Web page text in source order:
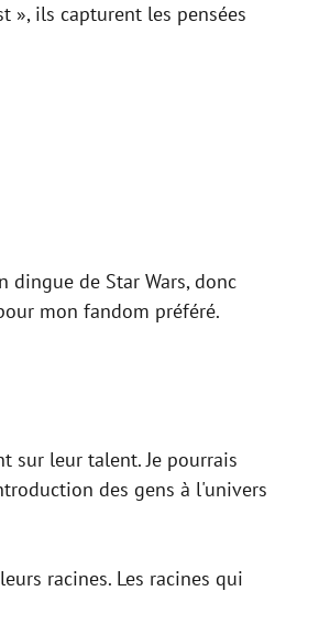
», ils capturent les pensées
dingue de Star Wars, donc
mon fandom préféré.
sur leur talent. Je pourrais
des gens à l'univers
racines. Les racines qui